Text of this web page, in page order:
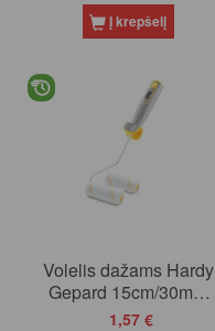
Į krepšelį
Volelis dažams Hardy
Gepard 15cm/30mm
(0120-153015)
1,57 €